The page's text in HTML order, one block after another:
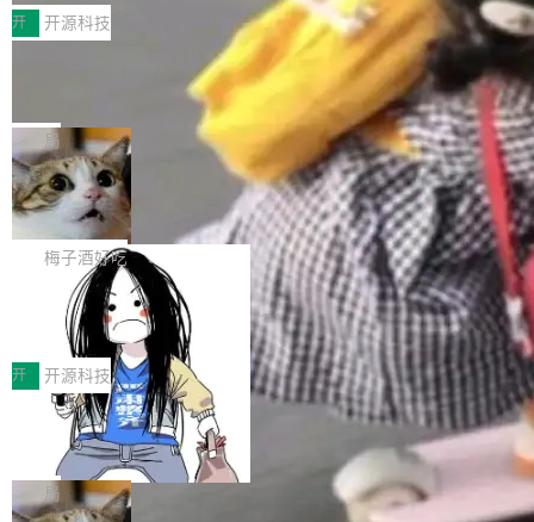
持续开源更多基于UCL-Engine的高性能通信组
件。 腾讯网平团队在UCL-MPComm中实现了一
个独立于业务线程的全局通信引擎（Engine），
经开始引入 AI Coding 工具，通过调用公有云模
型或企业内部部署模型提升研发效率。但随着 AI
Coding 从个人辅助工具逐步走向团队级、组织
级应用，企业在规模化落地过程中，对安全性、
可控性和代码质量提出了更高要求。 首先是数据
安全与合规要求。对于大多数普通研发场景，公
有云模型能够满足快速试用和效率提升的需求。
但对于金融、能源、医疗等对数据安全要求较...
智能应用典型案例名单》，集中展示人工智能在
各领域的应用成果，覆盖技术底座、行业赋能、
产品应用、支撑保障、专题等五大方向。深信服
AI算力网关（AI创新平台）成功入选！ 随着各行
各业的Agent走向规模化建设，算力构成形态逐
渐丰富，用户关注的重点也在发生变化：不只是
让AI用起来，还要进一步看清混合算力时代下，
Token花在哪里、算力是否被充分利用，以及持
续增长的AI成本该如何优化。 深信服AI算力网关
正是围绕这些实际问题，从Token治理和成本治
理两个方面，让用户的每一份算力都看得清、管
得住、用得稳、省得下、更安全！ 一、从现在开
始，Token使用一目...
开 开源科技
Jeff Dean 离开 Google：一个时代的结
束，一个实验室的开始
Google 员工编号 20。MapReduce 作者之一。
Bigtable 作者之一。TensorFlow 的作者之一。
Gemini 的架构师。Google 首席科学家。 Jeff D
ean 在 Google 工作了 27 年后，宣布离职。 他
不是一个人走。一同离开的还有 Sanjay Ghema
wat（Google 员工编号 23，Jeff Dean 二十多
年的编程搭档，MapReduce 和 Bigtable 的共同
作者）、Quoc Le（Google 大脑核心成员，Se
q2Seq 和 DocAI 的共同发明人）以及 Oriol Vin
yals（Gemini 联合负责人，AlphaSta...
局
🔥 SolonCode v2026.8.4 发布：界面
字体可调、22 种语言、记忆搜索增强
打开终端就能上岗的全中文编码智能体，这一轮
把「看得清、用母语、记得住」三件事一次补
齐。 SolonCode 是什么 SolonCode 是杭州无
耳科技研发的企业级终端编码智能体——一位全
中文驱动的数字员工，自主理解需求、规划步
骤、编写代码。不挑模型、不挑平台，curl 一行
装完即用。 开源地址：Gitee · GitCode · GitHu
b 安装 支持 Java 8+（8~26）、macOS / Linu
x / Windows / Harmony PC。 # macOS / Linu
x / Harmony PC curl -fsSL https://solon.noea
r.org/solon...
梅子酒好吃
让“代码语义理解”深度释放AI Coding
价值潜能：华为云码道（CodeArts）
代码仓技术解析
一、代码仓深度理解技术的作用与价值 在软件工
程实践中，代码仓是企业核心知识资产的主要载
体。企业级代码仓库通常包含数十万乃至数百万
个文件，其规模远超单次模型调用可承载的上下
文窗口。随着项目规模的持续扩张与代码历史的
不断累积，代码仓中的模块关系、接口契约、业
务逻辑等关键信息往往分散于数十乃至数百个文
开 开源科技
一条“删库”命令跑 17 小时，算法工程
师删光 89TB 数据只为干私活
最高人民检察院8月4日公布了一起案件：北京一
名90后算法工程师王某，为了给自己接的私活腾
服务器空间，删光了公司AI游戏部门的全部核心
局